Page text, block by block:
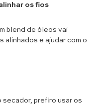
os fios
blend de óleos vai
alinhados e ajudar com o
prefiro usar os